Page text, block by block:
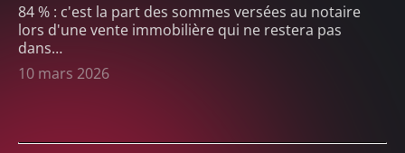
84 % : c'est la part des sommes versées au notaire
lors d'une vente immobilière qui ne restera pas
dans…
10 mars 2026